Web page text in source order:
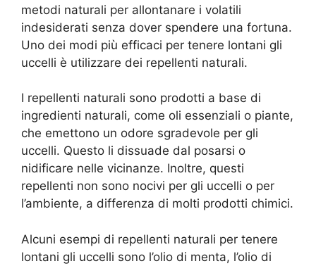
metodi naturali per allontanare i volatili
indesiderati senza dover spendere una fortuna.
Uno dei modi più efficaci per tenere lontani gli
uccelli è utilizzare dei repellenti naturali.
I repellenti naturali sono prodotti a base di
ingredienti naturali, come oli essenziali o piante,
che emettono un odore sgradevole per gli
uccelli. Questo li dissuade dal posarsi o
nidificare nelle vicinanze. Inoltre, questi
repellenti non sono nocivi per gli uccelli o per
l’ambiente, a differenza di molti prodotti chimici.
Alcuni esempi di repellenti naturali per tenere
lontani gli uccelli sono l’olio di menta, l’olio di